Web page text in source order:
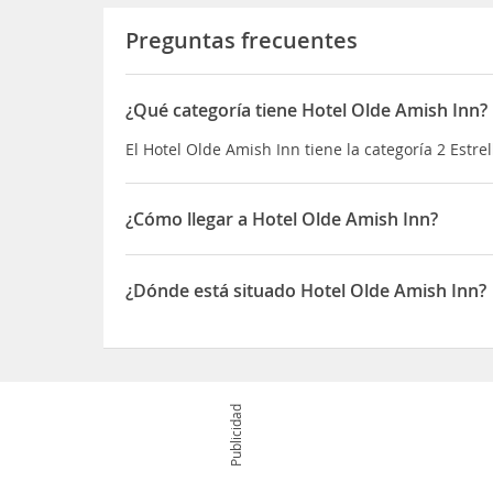
Preguntas frecuentes
¿Qué categoría tiene Hotel Olde Amish Inn?
El Hotel Olde Amish Inn tiene la categoría 2
¿Cómo llegar a Hotel Olde Amish Inn?
Si decides alojarte en Olde Amish Inn de
Wonderland y Teatro Sight and Sound Además,
American Music Theatre Lancaster
¿Dónde está situado Hotel Olde Amish Inn?
Publicidad